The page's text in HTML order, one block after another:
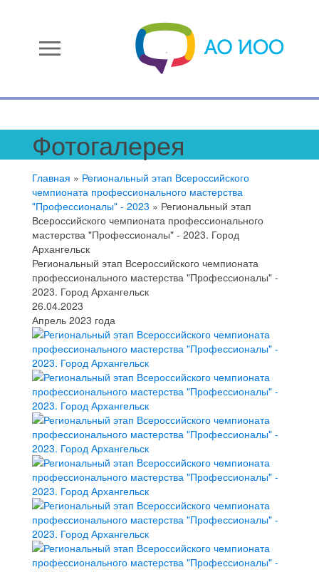
menu
Фотогалерея
Главная » Региональный этап Всероссийского
чемпионата профессионального мастерства
"Профессионалы" - 2023 » Региональный этап
Всероссийского чемпионата профессионального
мастерства "Профессионалы" - 2023. Город
Архангельск
Региональный этап Всероссийского чемпионата
профессионального мастерства "Профессионалы" -
2023. Город Архангельск
26.04.2023
Апрель 2023 года